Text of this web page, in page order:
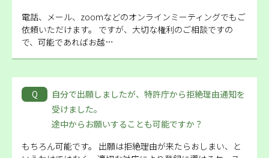
電話、メール、zoomなどのオンラインミーティングでもご
依頼いただけます。 ですが、大切な権利のご相談ですの
で、可能であればお越…
Q
自分で出願しましたが、特許庁から拒絶理由通知を
受けました。
途中からお願いすることも可能ですか？
もちろん可能です。 出願は拒絶理由が来たらおしまい、と